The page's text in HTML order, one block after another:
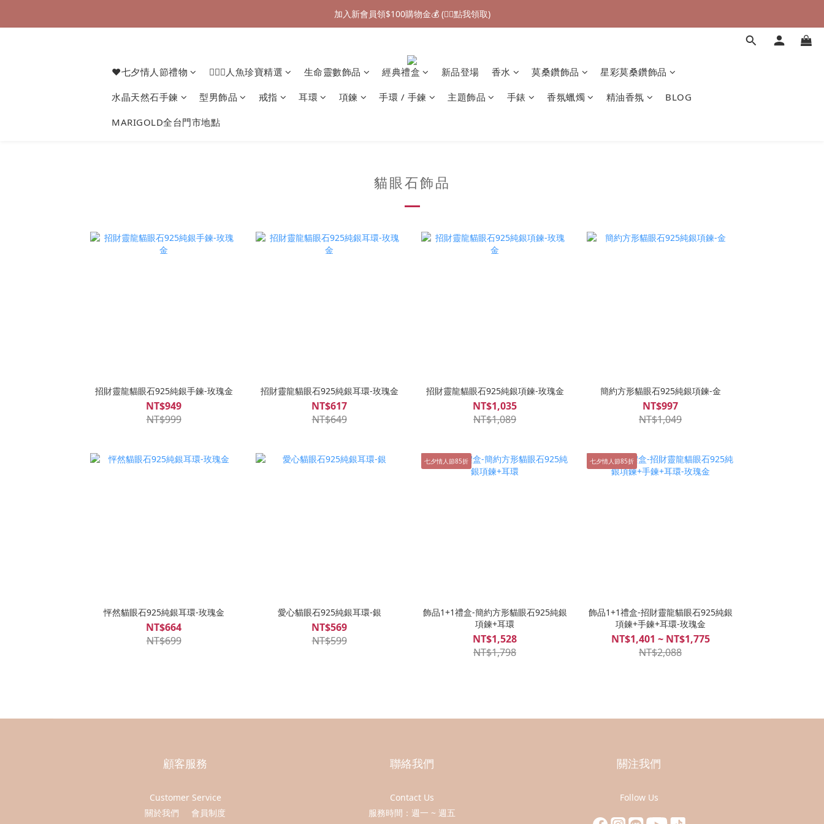
加入新會員領$100購物金💰 (👉🏻點我領取)
加入新會員領$100購物金💰 (👉🏻點我領取)
加入新會員領$100購物金💰 (👉🏻點我領取)
❤七夕情人節禮物 🧜🏻‍♀️人魚珍寶精選 生命靈數飾品 經典禮盒 新品登場 香水 莫桑鑽飾品 星彩莫桑鑽飾品
水晶天然石手鍊 型男飾品 戒指 耳環 項鍊 手環 / 手鍊 主題飾品 手錶 香氛蠟燭 精油香氛 BLOG
MARIGOLD全台門市地點
貓眼石飾品
招財靈龍貓眼石925純銀手鍊-玫瑰金
NT$949
NT$999
招財靈龍貓眼石925純銀耳環-玫瑰金
NT$617
NT$649
招財靈龍貓眼石925純銀項鍊-玫瑰金
NT$1,035
NT$1,089
簡約方形貓眼石925純銀項鍊-金
NT$997
NT$1,049
怦然貓眼石925純銀耳環-玫瑰金
NT$664
NT$699
愛心貓眼石925純銀耳環-銀
NT$569
NT$599
七夕情人節85折
飾品1+1禮盒-簡約方形貓眼石925純銀
項鍊+耳環
NT$1,528
NT$1,798
七夕情人節85折
飾品1+1禮盒-招財靈龍貓眼石925純銀
項鍊+手鍊+耳環-玫瑰金
NT$1,401 ~ NT$1,775
NT$2,088
顧客服務
Customer Service
關於我們
會員制度
聯絡我們
Contact Us
服務時間：週一 ~ 週五
關注我們
Follow Us